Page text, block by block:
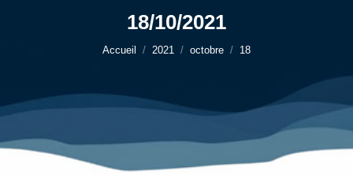
18/10/2021
Vous êtes ici :
Accueil 2021 octobre 18